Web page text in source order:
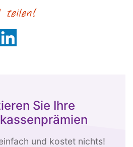
Sie Ihre
und kostet nichts!